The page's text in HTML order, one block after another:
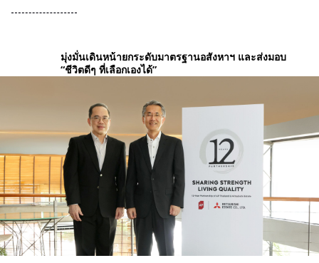
มุ่งมั่นเดินหน้ายกระดับมาตรฐานอสังหาฯ และส่งมอบ
“ชีวิตดีๆ ที่เลือกเองได้”